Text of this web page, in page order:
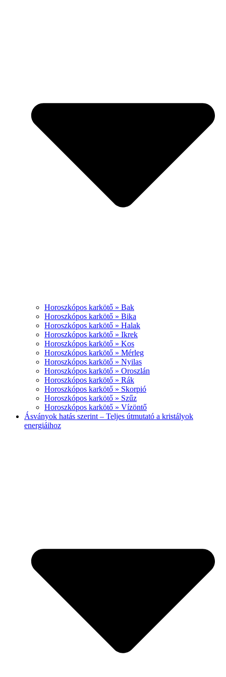
Horoszkópos karkötő » Bak
Horoszkópos karkötő » Bika
Horoszkópos karkötő » Halak
Horoszkópos karkötő » Ikrek
Horoszkópos karkötő » Kos
Horoszkópos karkötő » Mérleg
Horoszkópos karkötő » Nyilas
Horoszkópos karkötő » Oroszlán
Horoszkópos karkötő » Rák
Horoszkópos karkötő » Skorpió
Horoszkópos karkötő » Szűz
Horoszkópos karkötő » Vízöntő
Ásványok hatás szerint – Teljes útmutató a kristályok
energiáihoz